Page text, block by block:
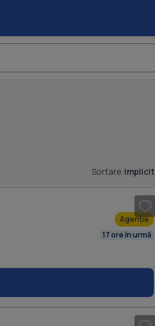
Sortare:Implicit
1
/ 20
Agenție
17 ore în urmă